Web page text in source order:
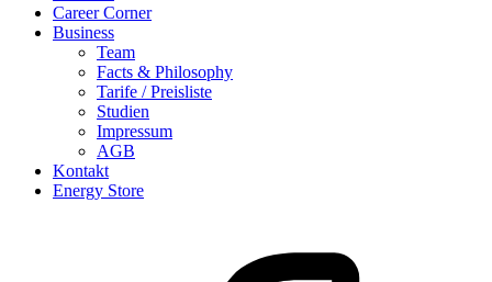
Career Corner
Business
Team
Facts & Philosophy
Tarife / Preisliste
Studien
Impressum
AGB
Kontakt
Energy Store